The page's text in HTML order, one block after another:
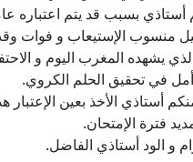
بسبب قد يتم اعتباره
منسوب الإستيعاب و فوات
يشهده المغرب اليوم و
أمل في تحقيق الحلم الكروي.
أستاذي الأخذ بعين الإعتبار
فترة الإمتحان.
و الود أستاذي الفاضل.